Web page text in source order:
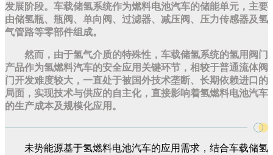
发展阶段。车载储氢系统作为燃料电池汽车的储能单元，主要
由储氢瓶、瓶阀、单向阀、过滤器、减压阀、压力传感器及氢
气管路等零部件组成。
然而，由于氢气介质的特殊性，车载储氢系统的氢用阀门
产品作为氢燃料汽车的安全应用关键环节，相较于普通流体阀
门开发难度较大，一直处于被国外技术垄断、长期依赖进口的
局面，实现技术与供应的自主化，直接影响着氢燃料电池汽车
的生产成本及规模化应用。
未势能源基于氢燃料电池汽车的应用需求，结合车载储氢